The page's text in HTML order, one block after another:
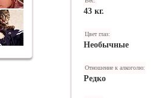
43 кг.
Цвет глаз:
Необычные
Отношение к алкоголю:
Редко